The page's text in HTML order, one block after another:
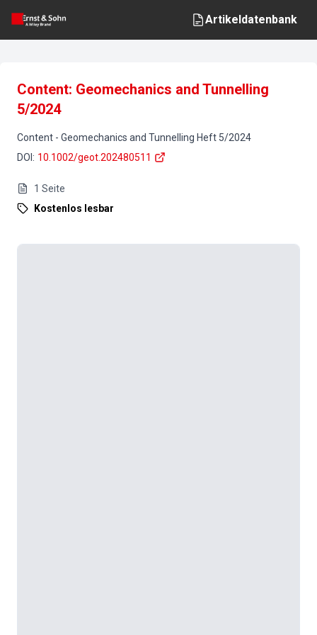
Artikeldatenbank
Content: Geomechanics and Tunnelling
5/2024
Content - Geomechanics and Tunnelling Heft 5/2024
DOI : 10.1002/geot.202480511
1 Seite
Kostenlos lesbar